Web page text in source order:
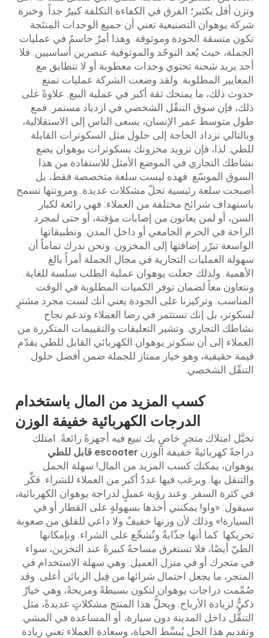
وتزن أقل بكثير؛ الفرق في الكفاءة التكلفة كبيرٌ جداً. وخبرة
شركة يوهوان التصنيعية تعني أن جميع الوحدات المنتَجة
تكون متسقة الجودة وموثوقة. وهذا أمرٌ حاسمٌ في عمليات
الجملة، حيث يُعد التوحّد والموثوقية عنصرين أساسيين. فلا
أحد يريد شحنة تحتوي وحدات معطوبة أو لا تتطابق مع
المعايير المطلوبة. ولقد وضعت الشركة عمليات تمنع
حدوث ذلك، ما يمنحك ثقة أكبر في عملية البيع. علاوةً على
ذلك، فإن سوق التنقّل الشخصي في ازدياد مستمر. فمع
طول متوسط عمر الإنسان، يسعى الناس إلى الاستقلالية،
وبالتالي تزداد الحاجة إلى حلول مثل السكوترات القابلة
للطي. لذا، فإن تزويد مخزونك بسكوترات يوهوان يضع
نشاطك التجاري في الموضع الأمثل للاستفادة من هذا
السوق الموسّع. فهذه ليست سلعة متخصصة فقط، بل
أصبحت سلعة رئيسية تحلّ مشكلات عديدة. ومرونتها تسمح
باستهداف شرائح مختلفة من العملاء: فهي رائعة لكبار
السن، أو لمن يعانون من إصابات مؤقتة، أو حتى لمجرد
الراحة في الحرم الجامعي أو داخل المدن. وتطبيقاتها
الواسعة تبرّر إضافتها إلى المخزون. ونحن ندرك تماماً أن
سهولة العمليات التجارية في مجال الجملة أمراً بالغ
الأهمية. ولذلك جعلت يوهوان عملية الطلب سلسة للغاية.
ونتعاون معاً لضمان توفر الكميات المطلوبة في الوقت
المناسب. وتركيزنا على الجودة يعني أنك لست مجرد مشترٍ
لسكوتر، بل إنك تستثمر في رضا العملاء وتدعم نجاح
نشاطك التجاري. وتشير التعليقات والتقييمات المتكررة من
العملاء إلى أن سكوتر يوهوان الكهربائي القابل للطي يقدّم
قيمة حقيقية، وهو خيار ممتاز للجملة ضمن أفضل حلول
التنقّل الشخصي.
كسب المزيد من المال باستخدام
الدرجات الكهربائية خفيفة الوزن
تخيَّل امتلاك متجرٍ خاصٍ بك تبيع فيه أجهزةً رائعةً. امتلك
دراجةً كهربائيةً خفيفة الوزن escooter قابل للطي
يوهوان، يمكنك كسب المزيد من المال! سهلة الحمل
والتنقل بها. ويرغب فيها عددٌ أكبر من العملاء للشراء. فكِّر
في كثرة السفر. وعند رؤية عميلٍ لدراجة يوهوان الكهربائية،
سيقول: «واو! يمكنني أخذها بسهولةٍ على القطار أو في
السيارة!» وذلك لأن وزنها خفيفٌ ولا داعي للقلق من صعوبة
تحريكها. كما أنها جذّابةٌ وتُشجِّع على الشراء. وبإمكانها
الطيّ أيضًا، فلا تستغرق مساحةً كبيرةً عند التخزين، سواء
في متجرك أو في منزل العميل. وهي سهلة الاستخدام في
المتجر، ما يجعل احتمال شرائها من قِبل الزبائن أعلى. وقد
صُمِّمت دراجات يوهوان لتكون بسيطةً ومريحةً، وهي خيارٌ
ذكيٌّ لزيادة الأرباح. ويحلُّ هذا المنتج مشكلاتٍ عديدةً، مثل
التنقُّل داخل المدينة دون سيارة، أو المساعدة في المشي.
وتقديم هذا الحل يُبسِّط الحياة، وسعادة العملاء تعني زيادة